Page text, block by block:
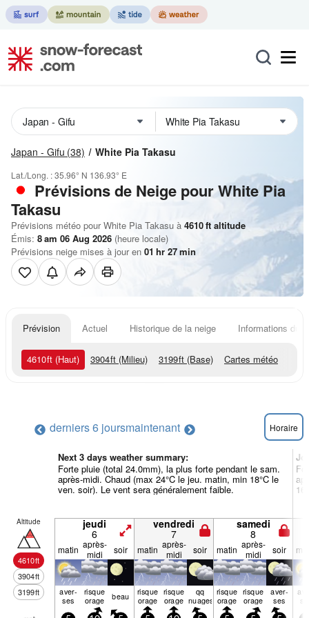
Japan - Gifu (38) White Pia Takasu
Lat./Long. :35.96° N 136.93° E
Prévisions de Neige pour White Pia
Takasu
Prévisions météo pour White Pia Takasu à 4610ft altitude
Émis: 8 am 06 Aug 2026 (heure locale)
Prévisions neige mises à jour en 01 hr 27min
Prévision Actuel Historique de la neige Informations du
4610ft (Haut) 3904ft (Milieu) 3199ft (Base) Cartes météo
derniers 6 joursmaintenant Horaire
Next 3 days weather summary:
Forte pluie (total 24.0mm), la plus forte pendant le sam.
après-midi. Chaud (max 24°C le jeu. matin, min 18°C le
ven. soir). Le vent sera généralement faible.
Altitude
4610ft
3904ft
3199ft
jeudi
6
vendredi
7
samedi
8
matin après-
midi
soir matin après-
midi
soir matin après-
midi
soir
aver­
ses
risque
orage beau risque
orage
risque
orage
qq
nuages
risque
orage
risque
orage
aver­
ses